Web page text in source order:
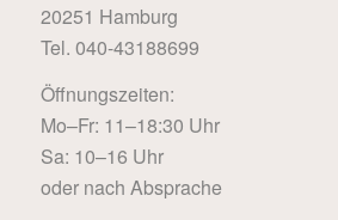
20251 Hamburg
Tel. 040-43188699
Öffnungszeiten:
Mo–Fr: 11–18:30 Uhr
Sa: 10–16 Uhr
oder nach Absprache